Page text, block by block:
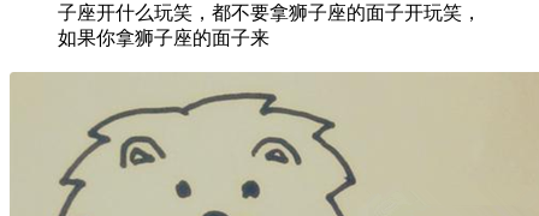
子座开什么玩笑，都不要拿狮子座的面子开玩笑，
如果你拿狮子座的面子来